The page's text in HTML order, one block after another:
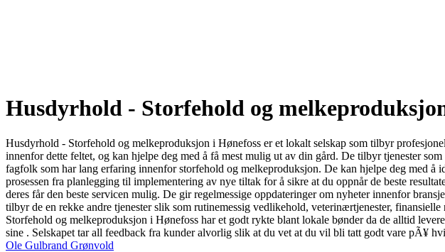
Husdyrhold - Storfehold og
Husdyrhold - Storfehold og melkeproduksjon i Hønefoss er et lokalt selskap som tilbyr
innenfor dette feltet, og kan hjelpe deg med å få mest mulig ut av din gård. De tilbyr tjenester
fagfolk som har lang erfaring innenfor storfehold og melkeproduksjon. De kan hjelpe deg med å
prosessen fra planlegging til implementering av nye tiltak for å sikre at du oppnår de beste
deres får den beste servicen mulig. De gir regelmessige oppdateringer om nyheter innenfor
tilbyr de en rekke andre tjenester slik som rutinemessig vedlikehold, veterinærtjenester,
Storfehold og melkeproduksjon i Hønefoss har et godt rykte blant lokale bønder da de alltid
sine . Selskapet tar all feedback fra kunder alvorlig slik at du vet at du vil bli tatt godt vare pÃ¥
Ole Gulbrand Grønvold